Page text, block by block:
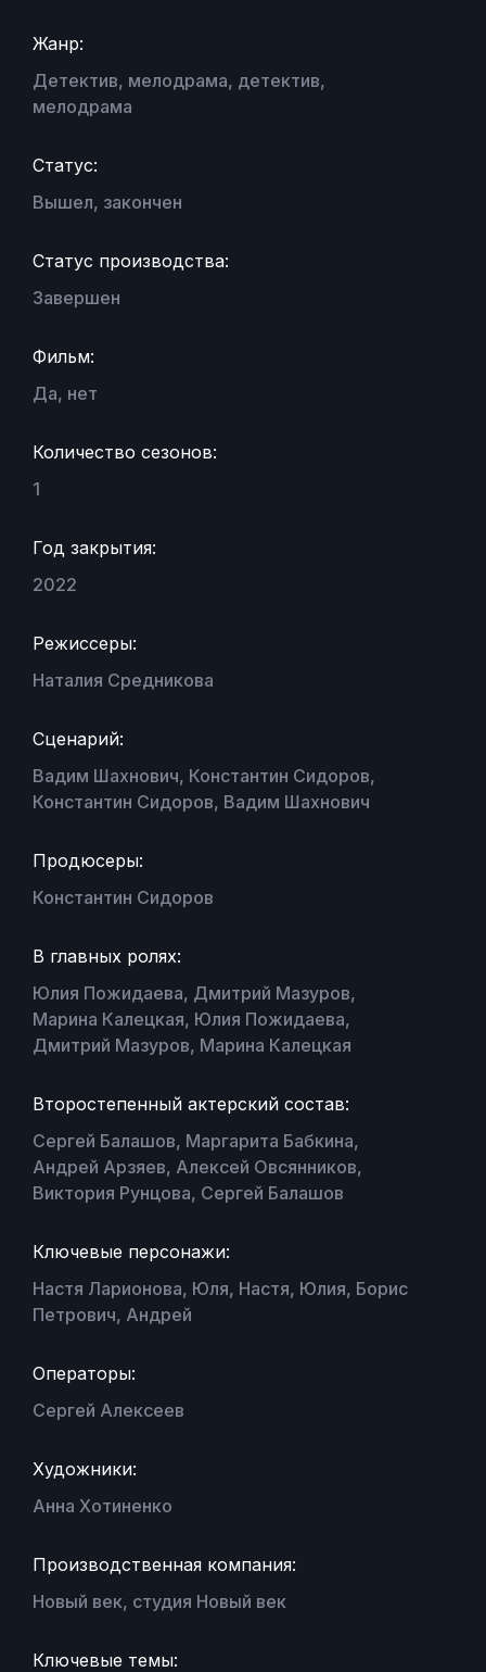
Жанр:
Детектив, мелодрама, детектив,
мелодрама
Статус:
Вышел, закончен
Статус производства:
Завершен
Фильм:
Да, нет
Количество сезонов:
1
Год закрытия:
2022
Режиссеры:
Наталия Средникова
Сценарий:
Вадим Шахнович, Константин Сидоров,
Константин Сидоров, Вадим Шахнович
Продюсеры:
Константин Сидоров
В главных ролях:
Юлия Пожидаева, Дмитрий Мазуров,
Марина Калецкая, Юлия Пожидаева,
Дмитрий Мазуров, Марина Калецкая
Второстепенный актерский состав:
Сергей Балашов, Маргарита Бабкина,
Андрей Арзяев, Алексей Овсянников,
Виктория Рунцова, Сергей Балашов
Ключевые персонажи:
Настя Ларионова, Юля, Настя, Юлия, Борис
Петрович, Андрей
Операторы:
Сергей Алексеев
Художники:
Анна Хотиненко
Производственная компания:
Новый век, студия Новый век
Ключевые темы: